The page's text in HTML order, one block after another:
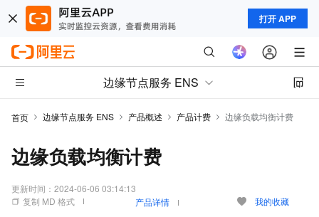
打开 APP
边缘节点服务 ENS
首页 边缘节点服务 ENS 产品概述 产品计费 边缘负载均衡计费
边缘负载均衡计费
更新时间： 2024-06-06 03:14:13
复制 MD 格式
产品详情 我的收藏